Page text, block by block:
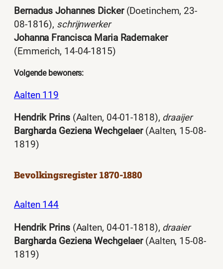
Bernadus Johannes Dicker(Doetinchem, 23-
08-1816), schrijnwerker
Johanna Francisca Maria Rademaker
(Emmerich, 14-04-1815)
Volgende bewoners:
Aalten 119
Hendrik Prins(Aalten, 04-01-1818), draaijer
Bargharda Geziena Wechgelaer(Aalten, 15-08-
1819)
Bevolkingsregister 1870-1880
Aalten 144
Hendrik Prins(Aalten, 04-01-1818), draaier
Bargharda Geziena Wechgelaer(Aalten, 15-08-
1819)